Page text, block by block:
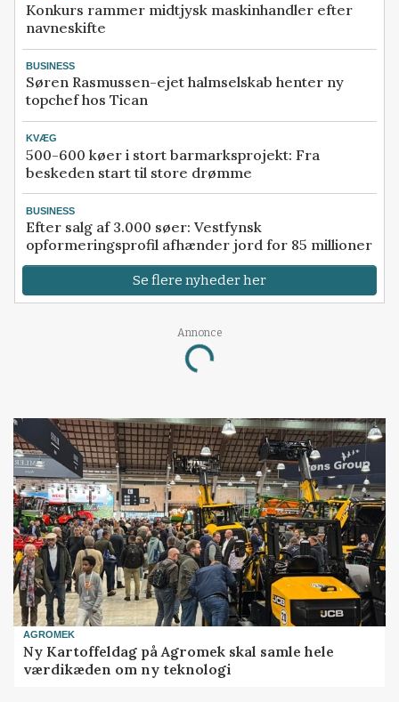
Konkurs rammer midtjysk maskinhandler efter
navneskifte
BUSINESS
Søren Rasmussen-ejet halmselskab henter ny
topchef hos Tican
KVÆG
500-600 køer i stort barmarksprojekt: Fra
beskeden start til store drømme
BUSINESS
Efter salg af 3.000 søer: Vestfynsk
opformeringsprofil afhænder jord for 85 millioner
Se flere nyheder her
Annonce
Loading...
AGROMEK
Ny Kartoffeldag på Agromek skal samle hele
værdikæden om ny teknologi